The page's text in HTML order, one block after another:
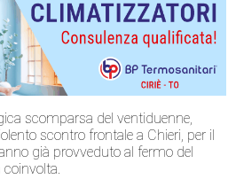
scomparsa del ventiduenne,
scontro frontale a Chieri, per il
già provveduto al fermo del
coinvolta.